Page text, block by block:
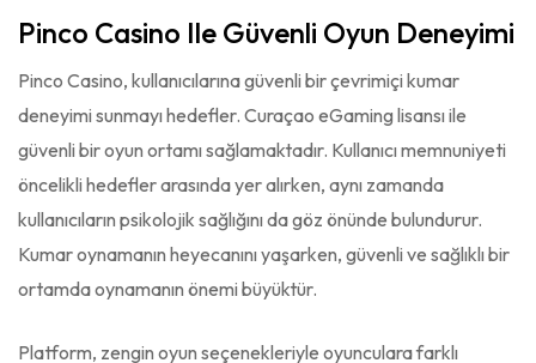
Pinco Casino Ile Güvenli Oyun Deneyimi
Pinco Casino, kullanıcılarına güvenli bir çevrimiçi kumar
deneyimi sunmayı hedefler. Curaçao eGaming lisansı ile
güvenli bir oyun ortamı sağlamaktadır. Kullanıcı memnuniyeti
öncelikli hedefler arasında yer alırken, aynı zamanda
kullanıcıların psikolojik sağlığını da göz önünde bulundurur.
Kumar oynamanın heyecanını yaşarken, güvenli ve sağlıklı bir
ortamda oynamanın önemi büyüktür.
Platform, zengin oyun seçenekleriyle oyunculara farklı